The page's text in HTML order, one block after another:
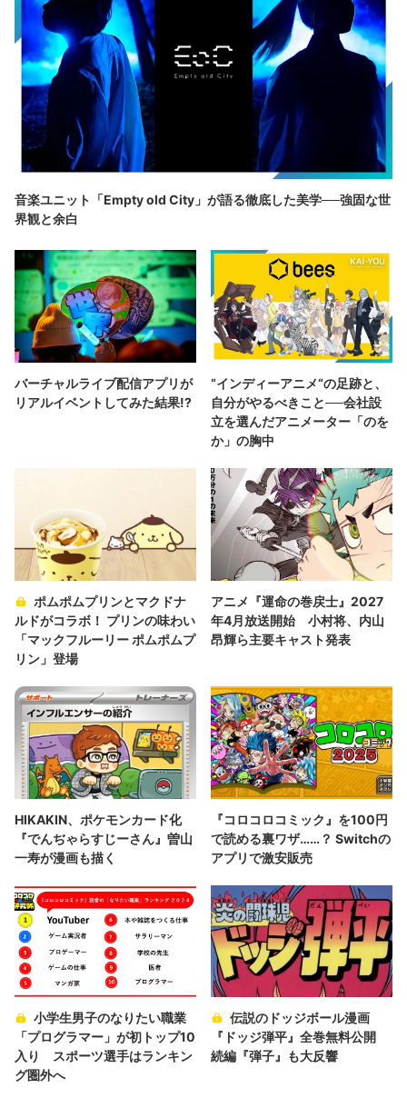
音楽ユニット「Empty old City」が語る徹底した美学──強固な世
界観と余白
バーチャルライブ配信アプリが
リアルイベントしてみた結果!?
“インディーアニメ“の足跡と、
自分がやるべきこと──会社設
立を選んだアニメーター「のを
か」の胸中
ポムポムプリンとマクドナ
ルドがコラボ！ プリンの味わい
「マックフルーリー ポムポムプ
リン」登場
アニメ『運命の巻戻士』2027
年4月放送開始 小村将、内山
昂輝ら主要キャスト発表
HIKAKIN、ポケモンカード化
『でんぢゃらすじーさん』曽山
一寿が漫画も描く
『コロコロコミック』を100円
で読める裏ワザ……？ Switchの
アプリで激安販売
小学生男子のなりたい職業
「プログラマー」が初トップ10
入り スポーツ選手はランキン
グ圏外へ
伝説のドッジボール漫画
『ドッジ弾平』全巻無料公開
続編『弾子』も大反響